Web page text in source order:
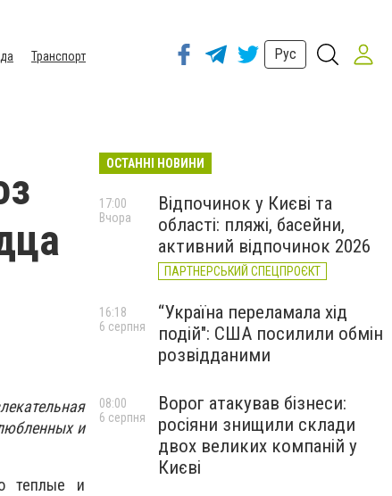
Транспорт
Рус
и
теплые и
ОСТАННІ НОВИНИ
Відпочинок у Києві та
області: пляжі, басейни,
активний відпочинок 2026
ПАРТНЕРСЬКИЙ СПЕЦПРОЄКТ
17:00
Вчора
“Україна переламала хід
подій": США посилили обмін
розвідданими
16:18
6 серпня
Ворог атакував бізнеси:
росіяни знищили склади
двох великих компаній у
Києві
08:00
6 серпня